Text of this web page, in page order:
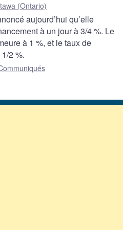
(Ontario)
aujourd’hui qu’elle
à un jour à 3/4 %. Le
à 1 %, et le taux de
2 %.